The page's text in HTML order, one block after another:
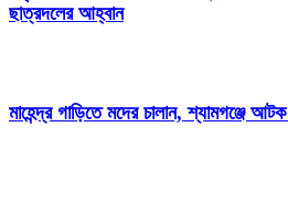
ছাত্রদলের আহ্বান
মাহেন্দ্র গাড়িতে মদের চালান, শ্যামগঞ্জে